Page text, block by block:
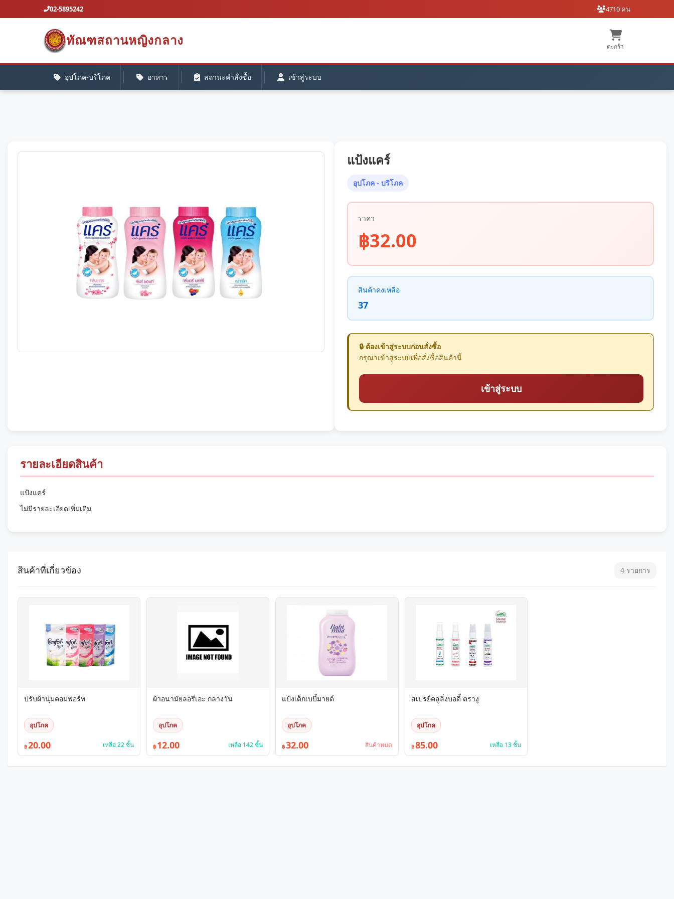
02-5895242 4710 คน
ทัณฑสถานหญิงกลาง ตะกร้า
อุปโภค-บริโภค อาหาร สถานะคำสั่งซื้อ เข้าสู่ระบบ
แป้งแคร์
อุปโภค - บริโภค
ราคา
฿32.00
สินค้าคงเหลือ
37
🔒 ต้องเข้าสู่ระบบก่อนสั่งซื้อ
กรุณาเข้าสู่ระบบเพื่อสั่งซื้อสินค้านี้
เข้าสู่ระบบ
รายละเอียดสินค้า
แป้งแคร์
ไม่มีรายละเอียดเพิ่มเติม
สินค้าที่เกี่ยวข้อง 4 รายการ
ปรับผ้านุ่มคอมฟอร์ท
อุปโภค
฿20.00 เหลือ 22 ชิ้น
ผ้าอนามัยลอรีเอะ กลางวัน
อุปโภค
฿ 12.00 เหลือ 142 ชิ้น
แป้งเด็กเบบี้มายด์
อุปโภค
฿32.00 สินค้าหมด
สเปรย์คลูลิ่งบอดี้ ตรางู
อุปโภค
฿85.00 เหลือ 13 ชิ้น